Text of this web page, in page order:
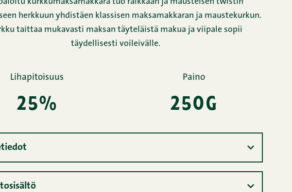
kurkkumaksamakkara tuo raikkaan ja mausteisen twistin
herkkuun yhdistäen klassisen maksamakkaran ja maustekurkun.
taittaa mukavasti maksan täyteläistä makua ja viipale sopii
täydellisesti voileivälle.
Lihapitoisuus
25%
Paino
250g